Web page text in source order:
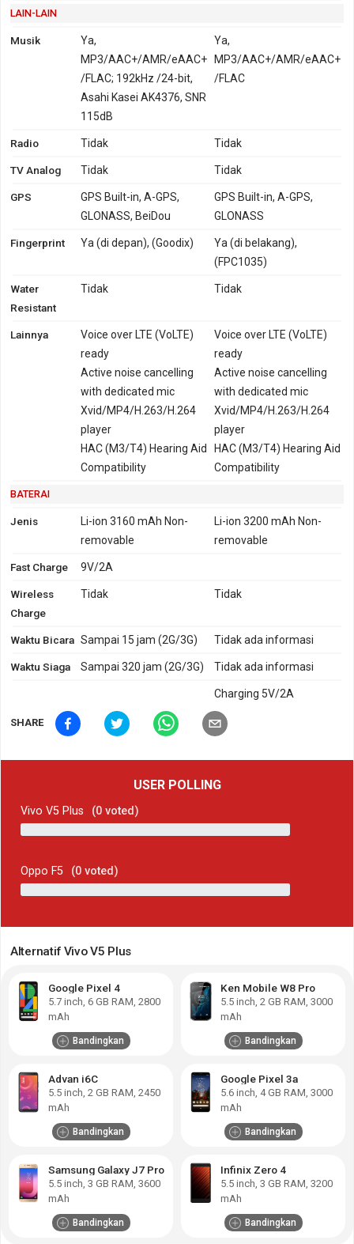
LAIN-LAIN
Musik
Ya,
MP3/AAC+/AMR/eAAC+
/FLAC; 192kHz /24-bit,
Asahi Kasei AK4376, SNR
115dB
Ya,
MP3/AAC+/AMR/eAAC+
/FLAC
Radio Tidak Tidak
TV Analog Tidak Tidak
GPS
GPS Built-in, A-GPS,
GLONASS, BeiDou
GPS Built-in, A-GPS,
GLONASS
Fingerprint Ya (di depan), (Goodix)
Ya (di belakang),
(FPC1035)
Water
Resistant
Tidak Tidak
Lainnya
Voice over LTE (VoLTE)
ready
Active noise cancelling
with dedicated mic
Xvid/MP4/H.263/H.264
player
HAC (M3/T4) Hearing Aid
Compatibility
Voice over LTE (VoLTE)
ready
Active noise cancelling
with dedicated mic
Xvid/MP4/H.263/H.264
player
HAC (M3/T4) Hearing Aid
Compatibility
BATERAI
Jenis
Li-ion 3160 mAh Non-
removable
Li-ion 3200 mAh Non-
removable
Fast Charge 9V/2A
Wireless
Charge
Tidak Tidak
Waktu Bicara Sampai 15 jam (2G/3G) Tidak ada informasi
Waktu Siaga Sampai 320 jam (2G/3G) Tidak ada informasi
Charging 5V/2A
SHARE
USER POLLING
Vivo V5 Plus (0 voted)
Oppo F5 (0 voted)
Alternatif Vivo V5 Plus
Google Pixel 4
5.7 inch, 6 GB RAM 2800
mAh
Bandingkan
Ken Mobile W8 Pro
5.5 inch, 2 GB RAM 3000
mAh
Bandingkan
Advan i6C
5.5 inch, 2 GB RAM 2450
mAh
Bandingkan
Google Pixel 3a
5.6 inch, 4 GB RAM 3000
mAh
Bandingkan
Samsung Galaxy J7 Pro
5.5 inch, 3 GB RAM 3600
mAh
Bandingkan
Infinix Zero 4
5.5 inch, 3 GB RAM 3200
mAh
Bandingkan